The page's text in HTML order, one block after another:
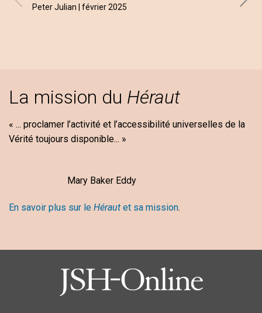
Peter Julian | février 2025
La mission du Héraut
« ... proclamer l’activité et l’accessibilité universelles de la
Vérité toujours disponible... »
Mary Baker Eddy
En savoir plus sur le Héraut et sa mission.